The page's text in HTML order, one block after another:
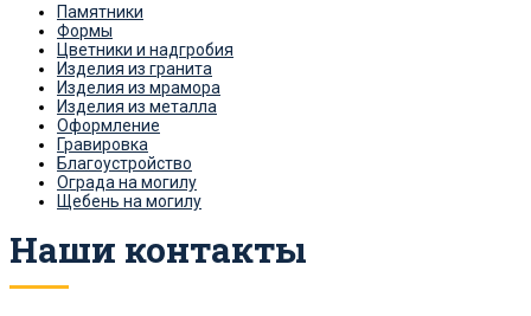
Памятники
Формы
Цветники и надгробия
Изделия из гранита
Изделия из мрамора
Изделия из металла
Оформление
Гравировка
Благоустройство
Ограда на могилу
Щебень на могилу
Наши контакты